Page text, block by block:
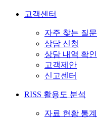
고객센터
자주 찾는 질문
상담 신청
상담 내역 확인
고객제안
신고센터
RISS 활용도 분석
자료 현황 통계